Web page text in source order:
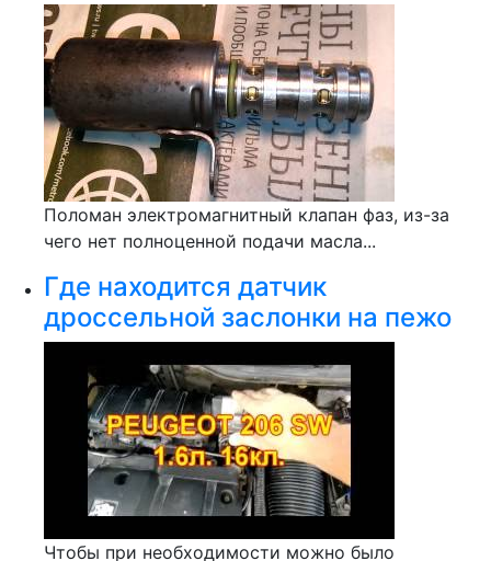
Поломан электромагнитный клапан фаз, из-за
чего нет полноценной подачи масла...
Где находится датчик
дроссельной заслонки на пежо
Чтобы при необходимости можно было